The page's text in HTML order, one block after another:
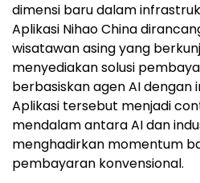
dimensi baru dalam
Aplikasi Nihao China
wisatawan asing yang
menyediakan solusi
berbasiskan agen AI dengan
Aplikasi tersebut menjadi
mendalam antara AI dan
menghadirkan momentum
pembayaran konvensional.